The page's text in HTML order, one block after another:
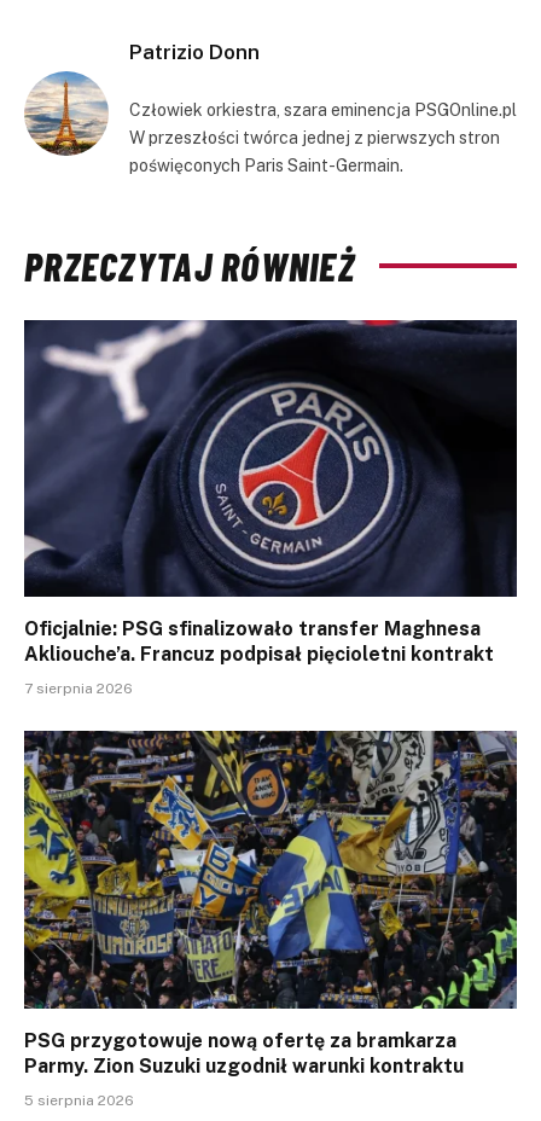
Patrizio Donn
Człowiek orkiestra, szara eminencja PSGOnline.pl
W przeszłości twórca jednej z pierwszych stron
poświęconych Paris Saint-Germain.
PRZECZYTAJ RÓWNIEŻ
Oficjalnie: PSG sfinalizowało transfer Maghnesa
Akliouche’a. Francuz podpisał pięcioletni kontrakt
7 sierpnia 2026
PSG przygotowuje nową ofertę za bramkarza
Parmy. Zion Suzuki uzgodnił warunki kontraktu
5 sierpnia 2026